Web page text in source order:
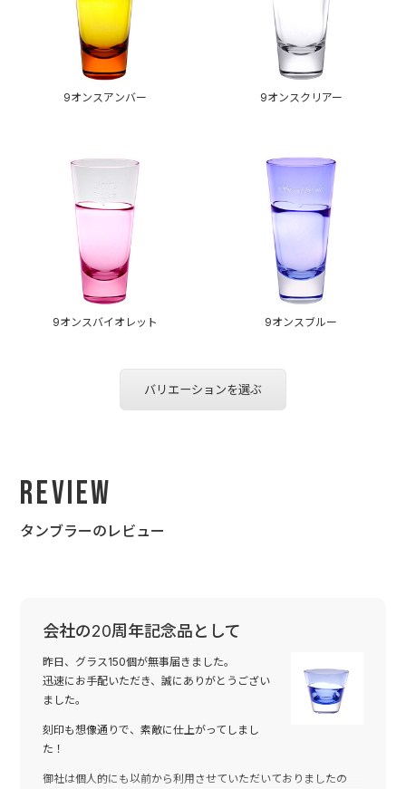
9オンスアンバー 9オンスクリアー
9オンスバイオレット 9オンスブルー
バリエーションを選ぶ
Review
タンブラーのレビュー
会社の20周年記念品として
昨日、グラス150個が無事届きました。
迅速にお手配いただき、誠にありがとうござい
ました。
刻印も想像通りで、素敵に仕上がってしまし
た！
御社は個人的にも以前から利用させていただいておりましたの